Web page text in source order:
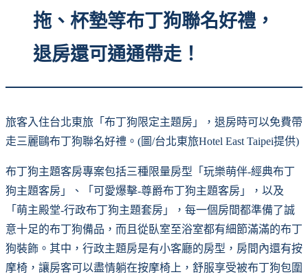
拖、杯墊等布丁狗聯名好禮，
退房還可通通帶走！
旅客入住台北東旅「布丁狗限定主題房」，退房時可以免費帶
走三麗鷗布丁狗聯名好禮。(圖/台北東旅Hotel East Taipei提供)
布丁狗主題客房專案包括三種限量房型「玩樂萌伴-經典布丁
狗主題客房」、「可愛爆擊-尊爵布丁狗主題客房」，以及
「萌主殿堂-行政布丁狗主題套房」，每一個房間都準備了誠
意十足的布丁狗備品，而且從臥室至浴室都有細節滿滿的布丁
狗裝飾。其中，行政主題房是有小客廳的房型，房間內還有按
摩椅，讓房客可以盡情躺在按摩椅上，舒服享受被布丁狗包圍